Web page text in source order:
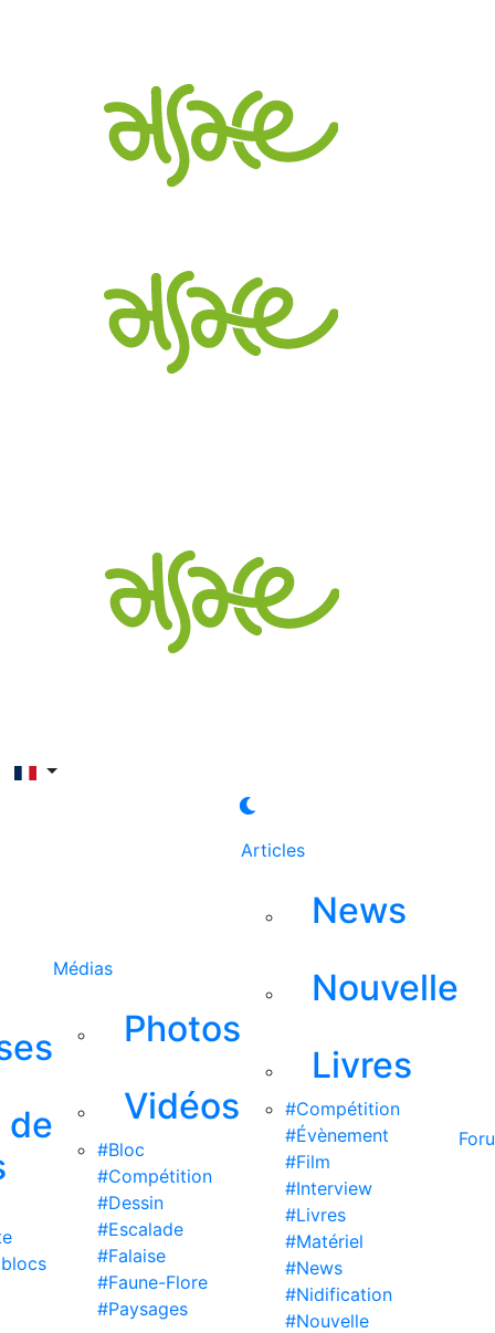
de
Médias
Photos
Vidéos
#Bloc
#Compétition
#Dessin
#Escalade
#Falaise
#Faune-Flore
#Paysages
Articles
News
Nouvelle
Livres
#Compétition
#Évènement
#Film
#Interview
#Livres
#Matériel
#News
#Nidification
#Nouvelle